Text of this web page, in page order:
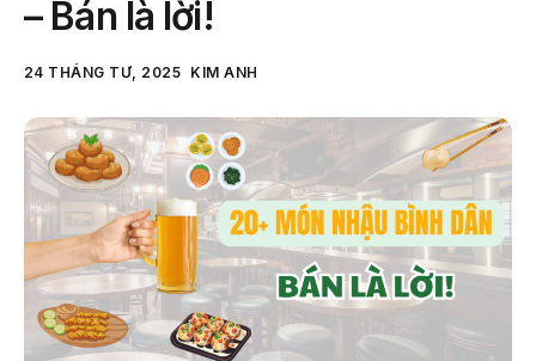
– Bán là lời!
24 THÁNG TƯ, 2025 KIM ANH